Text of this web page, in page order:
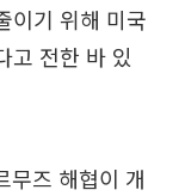
이기 위해 미국
고 전한 바 있
무즈 해협이 개